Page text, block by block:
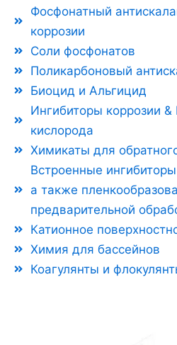
Фосфонатный
коррозии
Соли фосфонатов
Поликарбоновый
Биоцид и Альгицид
Ингибиторы коррозии &
кислорода
Химикаты для
Встроенные
а также
предварительной
Катионное
Химия для бассейнов
Коагулянты и